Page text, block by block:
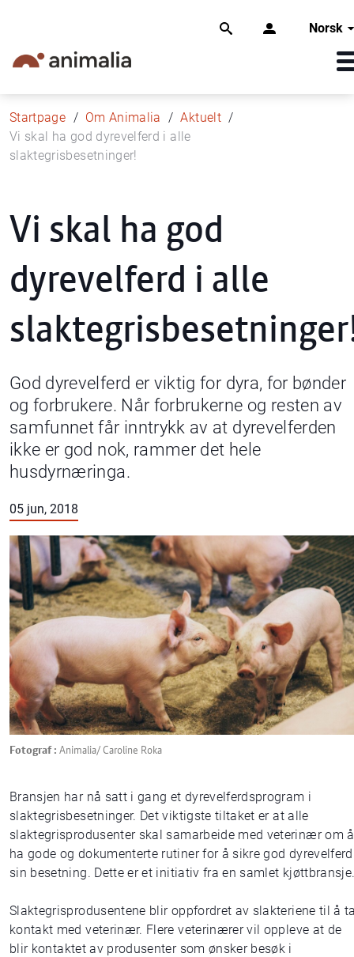
Norsk
Startpage Om Animalia
Aktuelt
Vi skal ha god dyrevelferd i alle
slaktegrisbesetninger!
Vi skal ha god
dyrevelferd i alle
God dyrevelferd er viktig for dyra, for bønder
og forbrukere. Når forbrukerne og resten av
samfunnet får inntrykk av at dyrevelferden
ikke er god nok, rammer det hele
husdyrnæringa.
05 jun, 2018
Fotograf : Animalia/ Caroline Roka
Bransjen har nå satt i gang et dyrevelferdsprogram i
slaktegrisbesetninger. Det viktigste tiltaket er at alle
slaktegrisprodusenter skal samarbeide med veterinær om å
ha gode og dokumenterte rutiner for å sikre god
sin besetning. Dette er et initiativ fra en samlet
Slaktegrisprodusentene blir oppfordret av slakteriene til å
kontakt med veterinær. Flere veterinærer vil oppleve at de
blir kontaktet av produsenter som ønsker besøk i